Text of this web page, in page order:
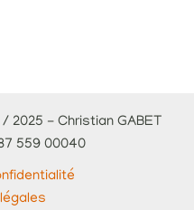
2025 - Christian GABET
559 00040